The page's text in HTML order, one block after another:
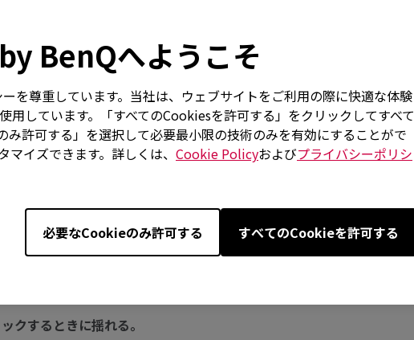
BenQへようこそ
を尊重しています。当社は、ウェブサイトをご利用の際に快適な体験
用しています。「すべてのCookiesを許可する」をクリックしてすべて
許可する」を選択して必要最小限の技術のみを有効にすることがで
イズできます。詳しくは、 Cookie Policyおよびプライバシーポリシ
必要なCookieのみ許可する すべてのCookieを許可する
固定されています。
がします。
バイス」というメッセージが表示されます。
does not return until the USB plug is reconnected.
クするときに揺れる。